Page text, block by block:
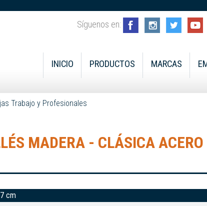
Síguenos en:
INICIO PRODUCTOS MARCAS
Trabajo y Profesionales
MADERA - CLÁSICA ACERO
cm